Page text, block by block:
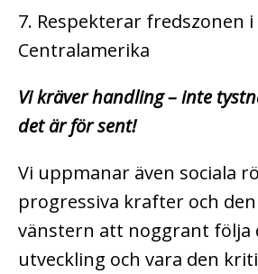
7. Respekterar fredszonen
Centralamerika
Vi kräver handling – inte
det är för sent!
Vi uppmanar även sociala
progressiva krafter och
vänstern att noggrant följa
utveckling och vara den